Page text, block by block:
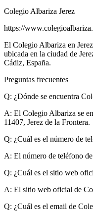
Colegio Albariza Jerez
https://
El Colegio Albariza en
ubicada en la ciudad de
Cádiz, España.
Preguntas frecuentes
Q: ¿Dónde se encuentra
A: El Colegio Albariza se
11407, Jerez de la Frontera.
Q: ¿Cuál es el número de
A: El número de teléfono
Q: ¿Cuál es el sitio web
A: El sitio web oficial de
Q: ¿Cuál es el email de